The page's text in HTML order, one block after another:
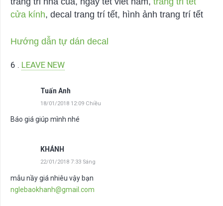
cửa kính, decal trang trí tết, hình ảnh trang trí tết
Hướng dẫn tự dán decal
6 BÌNH LUẬN
. LEAVE NEW
Tuấn Anh
18/01/2018 12:09 Chiều
Báo giá giúp mình nhé
KHÁNH
22/01/2018 7:33 Sáng
mẫu nầy giá nhiêu vậy bạn
nglebaokhanh@gmail.com